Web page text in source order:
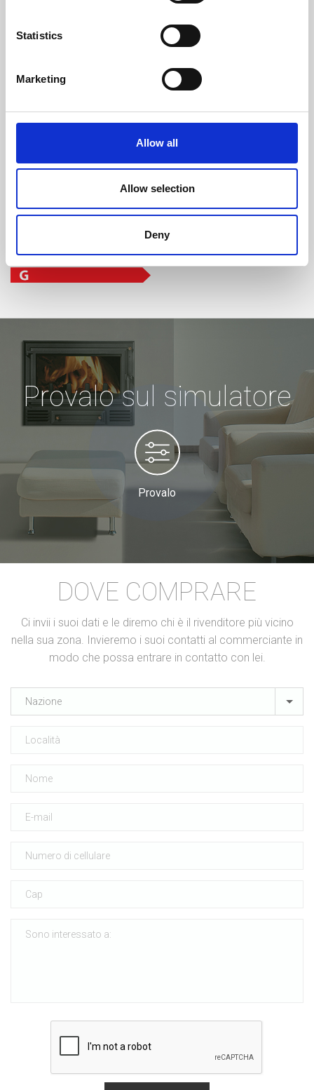
Statistics
Marketing
Allow all
Allow selection
Deny
96 %
nominale
9 kW
Provalo sul simulatore
Provalo
DOVE COMPRARE
Ci invii i suoi dati e le diremo chi è il rivenditore più vicino
nella sua zona. Invieremo i suoi contatti al commerciante in
modo che possa entrare in contatto con lei.
Nazione